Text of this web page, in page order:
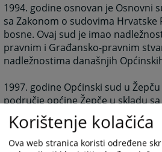
1994. godine osnovan je Osnovni
sa Zakonom o sudovima Hrvatske
bosne. Ovaj sud je imao
pravnim i Građansko-pravnim
nadležnostima današnjih
1997. godine Općinski sud u
područje općine Žepče u skladu
sudovima Zeničko-dobojskog
novine Zeničko-dobojskog
Nadležnost suda odnosila se na
Korištenje kolačića
Ova web stranica koristi određene